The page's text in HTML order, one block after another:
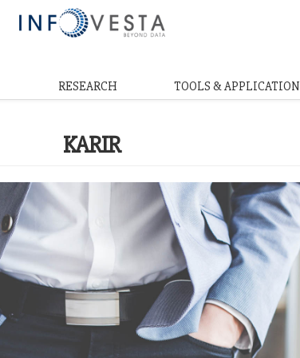
RESEARCH TOOLS & APPLICATION
KARIR